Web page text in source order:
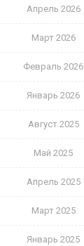
Апрель 2026
Март 2026
Февраль 2026
Январь 2026
Август 2025
Май 2025
Апрель 2025
Март 2025
Январь 2025